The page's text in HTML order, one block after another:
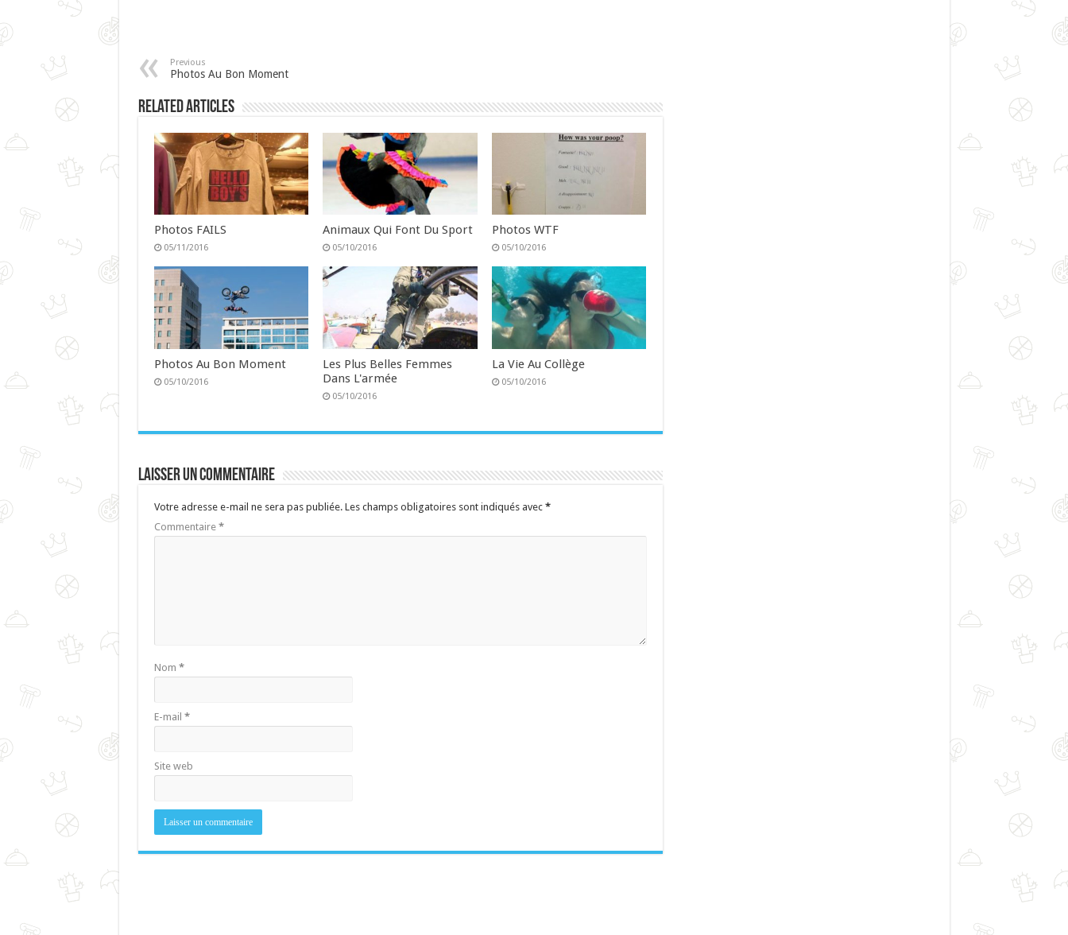
Previous
Photos Au Bon Moment
Related Articles
Photos FAILS
05/11/2016
Animaux Qui Font Du Sport
05/10/2016
Photos WTF
05/10/2016
Photos Au Bon Moment
05/10/2016
Les Plus Belles Femmes
Dans L'armée
05/10/2016
La Vie Au Collège
05/10/2016
Laisser un commentaire
Votre adresse e-mail ne sera pas publiée. Les champs obligatoires sont indiqués avec *
Commentaire *
Nom *
E-mail *
Site web